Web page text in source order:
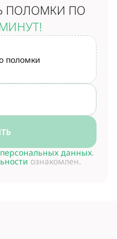
ПОЛОМКИ ПО
поломки
персональных данных.
ознакомлен.